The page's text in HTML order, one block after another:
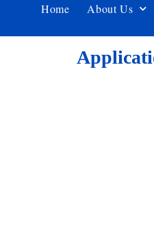
Home About Us